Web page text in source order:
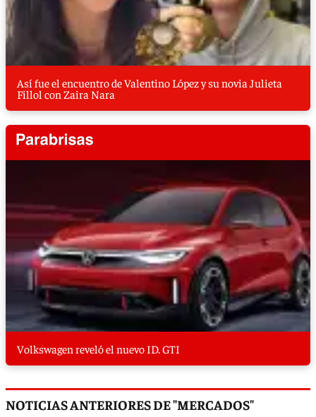
Así fue el encuentro de Valentino López y su novia Julieta
Fillol con Zaira Nara
Volkswagen reveló el nuevo ID. GTI
NOTICIAS ANTERIORES DE "MERCADOS"